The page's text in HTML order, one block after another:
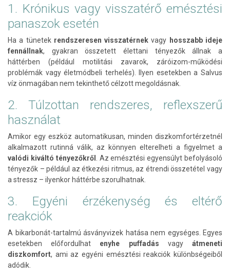
1. Krónikus vagy visszatérő emésztési
panaszok esetén
Ha a tünetek rendszeresen visszatérnekvagy hosszabb ideje
fennállnak, gyakran összetett élettani tényezők állnak a
háttérben (például motilitási zavarok, záróizom-működési
problémák vagy életmódbeli terhelés). Ilyen esetekben a Salvus
víz önmagában nem tekinthető célzott megoldásnak.
2. Túlzottan rendszeres, reflexszerű
használat
Amikor egy eszköz automatikusan, minden diszkomfortérzetnél
alkalmazott rutinná válik, az könnyen elterelheti a figyelmet a
valódi kiváltó tényezőkről
. Az emésztési egyensúlyt befolyásoló
tényezők – például az étkezési ritmus, az étrendi összetétel vagy
a stressz – ilyenkor háttérbe szorulhatnak.
3. Egyéni érzékenység és eltérő
reakciók
A bikarbonát-tartalmú ásványvizek hatása nem egységes. Egyes
esetekben előfordulhat enyhe puffadás vagyátmeneti
diszkomfort, ami az egyéni emésztési reakciók különbségeiből
adódik.